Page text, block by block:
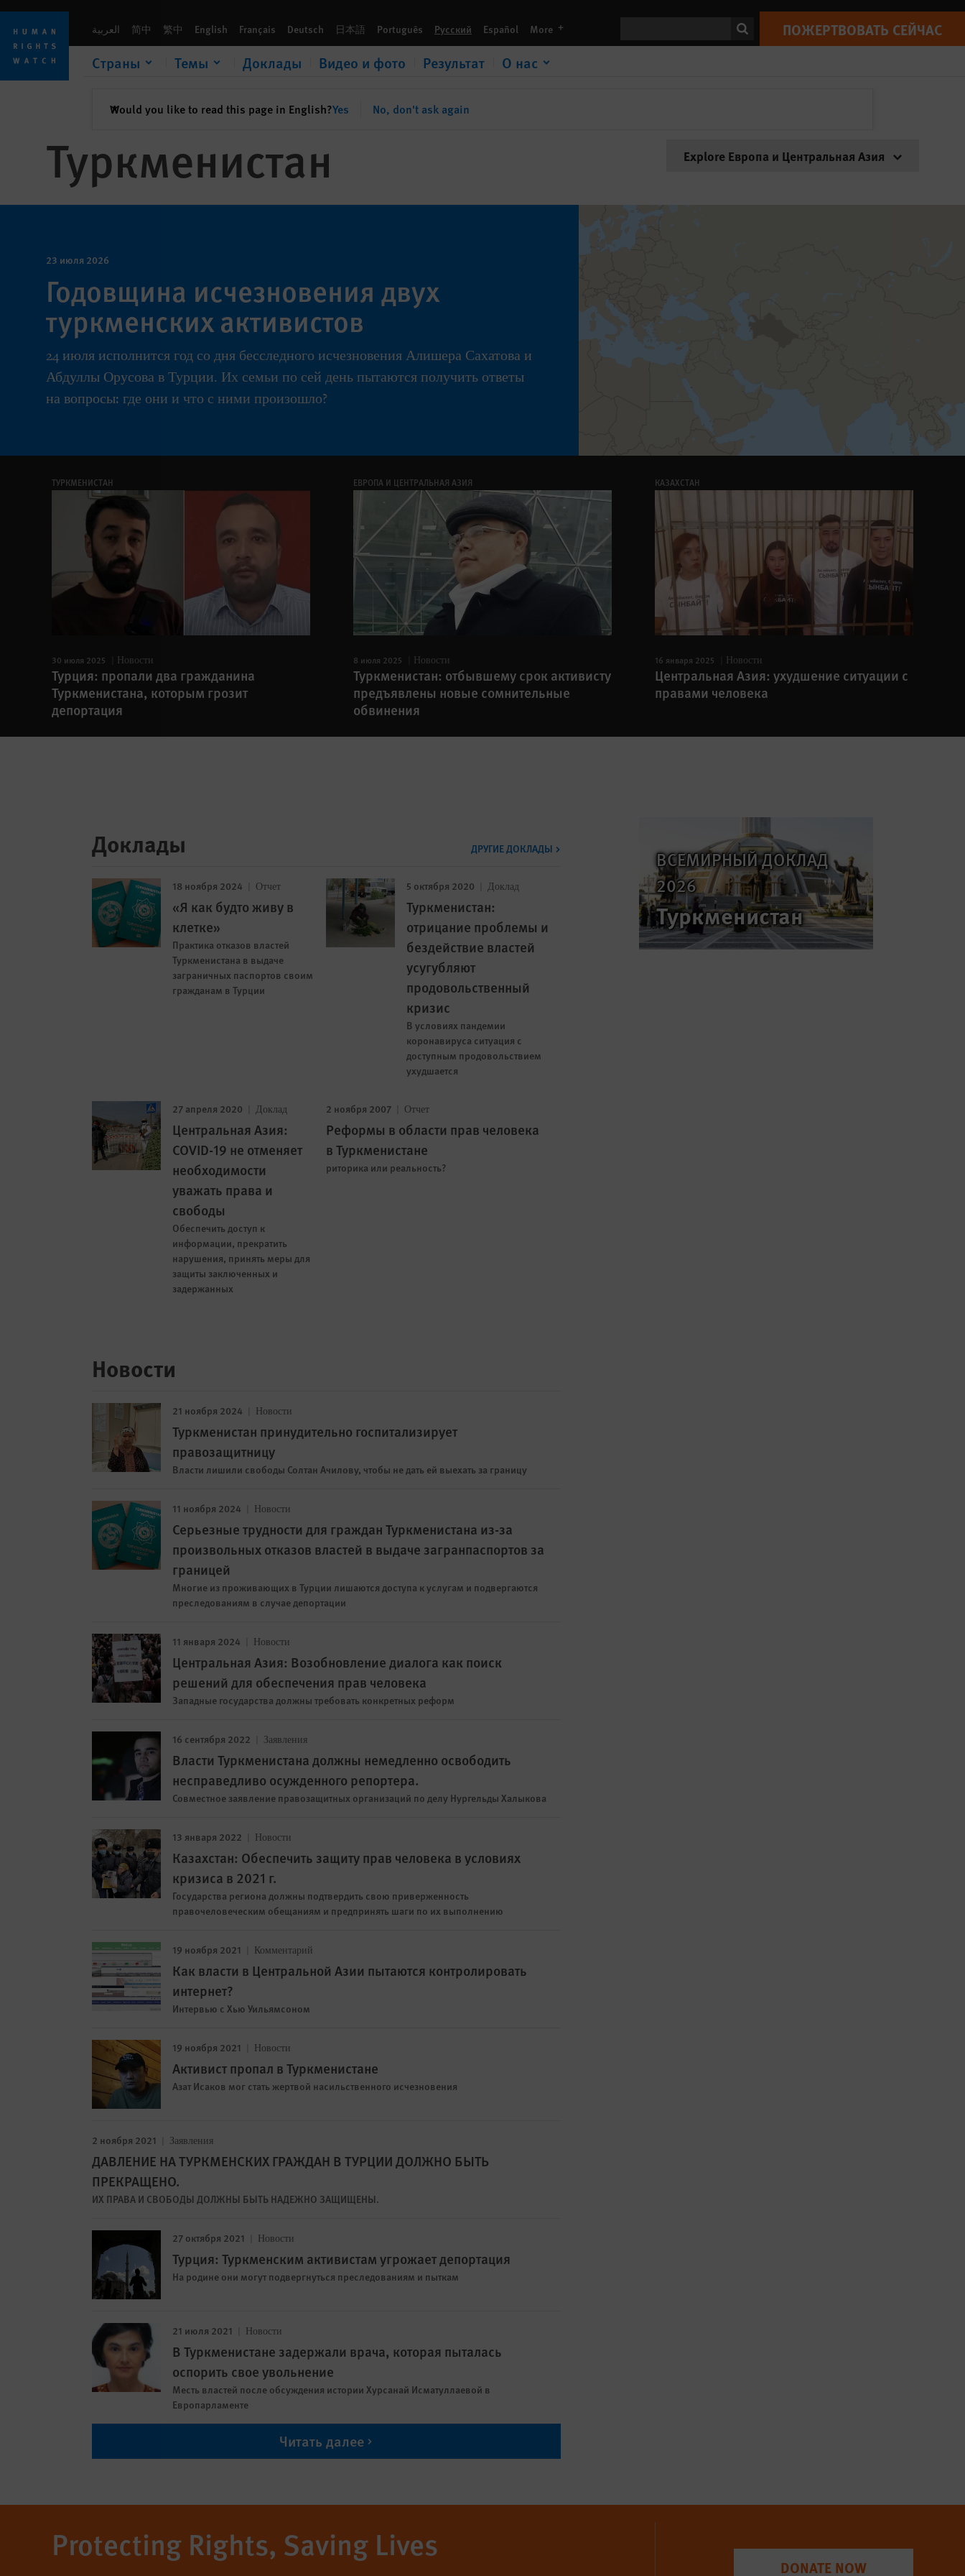
Skip
cookie
privacy
notice
Skip
main
content
العربية 简中 繁中 English Français Deutsch 日本語 Português Русский Español More languages ПОЖЕРТВОВАТЬ СЕЙЧАС
Страны Темы Доклады Видео и фото Результат О нас
Would you like to read this page in English?Yes No, don't ask again
✕закрыть
Explore Европа и Центральная Азия
Туркменистан
23 июля 2026
Годовщина исчезновения двух
туркменских активистов
24 июля исполнится год со дня бесследного исчезновения Алишера Сахатова и
Абдуллы Орусова в Турции. Их семьи по сей день пытаются получить ответы
на вопросы: где они и что с ними произошло?
ТУРКМЕНИСТАН
30 июля 2025 Новости
Турция: пропали два гражданина
Туркменистана, которым грозит
депортация
ЕВРОПА И ЦЕНТРАЛЬНАЯ АЗИЯ
8 июля 2025 Новости
Туркменистан: отбывшему срок активисту
предъявлены новые сомнительные
обвинения
КАЗАХСТАН
16 января 2025 Новости
Центральная Азия: ухудшение ситуации с
правами человека
Доклады ДРУГИЕ ДОКЛАДЫ
18 ноября 2024 Отчет
«Я как будто живу в
клетке»
Практика отказов властей
Туркменистана в выдаче
заграничных паспортов своим
гражданам в Турции
5 октября 2020 Доклад
Туркменистан:
отрицание проблемы и
бездействие властей
усугубляют
продовольственный
кризис
В условиях пандемии
коронавируса ситуация с
доступным продовольствием
ухудшается
27 апреля 2020 Доклад
Центральная Азия:
COVID-19 не отменяет
необходимости
уважать права и
свободы
Обеспечить доступ к
информации, прекратить
нарушения, принять меры для
защиты заключенных и
задержанных
2 ноября 2007 Отчет
Реформы в области прав человека
в Туркменистане
риторика или реальность?
Новости
21 ноября 2024 Новости
Туркменистан принудительно госпитализирует
правозащитницу
Власти лишили свободы Солтан Ачилову, чтобы не дать ей выехать за границу
11 ноября 2024 Новости
Серьезные трудности для граждан Туркменистана из-за
произвольных отказов властей в выдаче загранпаспортов за
границей
Многие из проживающих в Турции лишаются доступа к услугам и подвергаются
преследованиям в случае депортации
11 января 2024 Новости
Центральная Азия: Возобновление диалога как поиск
решений для обеспечения прав человека
Западные государства должны требовать конкретных реформ
16 сентября 2022 Заявления
Власти Туркменистана должны немедленно освободить
несправедливо осужденного репортера.
Совместное заявление правозащитных организаций по делу Нургельды Халыкова
13 января 2022 Новости
Казахстан: Обеспечить защиту прав человека в условиях
кризиса в 2021 г.
Государства региона должны подтвердить свою приверженность
правочеловеческим обещаниям и предпринять шаги по их выполнению
19 ноября 2021 Комментарий
Как власти в Центральной Азии пытаются контролировать
интернет?
Интервью с Хью Уильямсоном
19 ноября 2021 Новости
Активист пропал в Туркменистане
Азат Исаков мог стать жертвой насильственного исчезновения
2 ноября 2021 Заявления
ДАВЛЕНИЕ НА ТУРКМЕНСКИХ ГРАЖДАН В ТУРЦИИ ДОЛЖНО БЫТЬ
ПРЕКРАЩЕНО.
ИХ ПРАВА И СВОБОДЫ ДОЛЖНЫ БЫТЬ НАДЕЖНО ЗАЩИЩЕНЫ.
27 октября 2021 Новости
Турция: Туркменским активистам угрожает депортация
На родине они могут подвергнуться преследованиям и пыткам
21 июля 2021 Новости
В Туркменистане задержали врача, которая пыталась
оспорить свое увольнение
Месть властей после обсуждения истории Хурсанай Исматуллаевой в
Европарламенте
Читать далее
ВСЕМИРНЫЙ ДОКЛАД
2026
Туркменистан
Protecting Rights, Saving Lives
DONATE NOW